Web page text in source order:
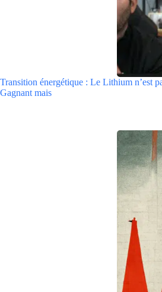
Transition énergétique : Le Lithium n’est
Gagnant mais